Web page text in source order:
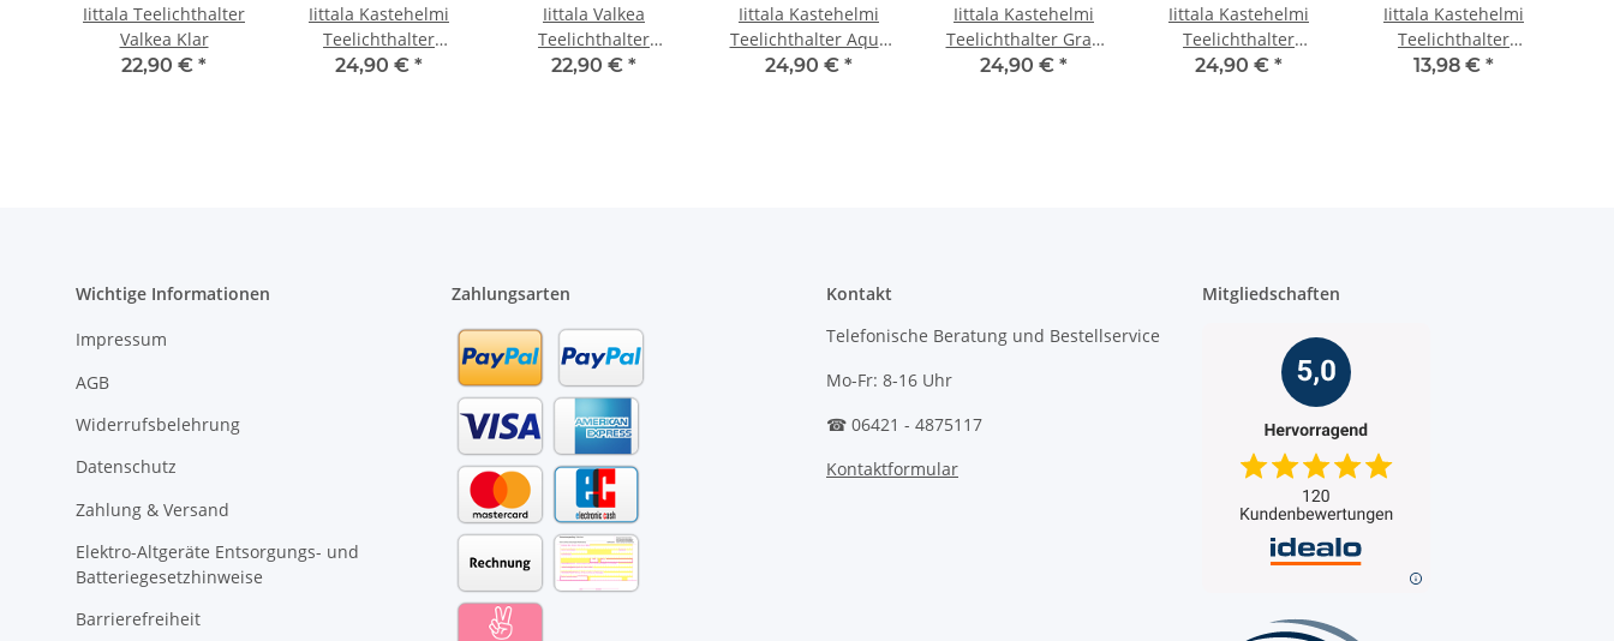
Iittala Teelichthalter
Valkea Klar
22,90 € *
Iittala Kastehelmi
Teelichthalter
Tannengrün 6,4 cm
24,90 € *
Iittala Valkea
Teelichthalter
Tannengrün
22,90 € *
Iittala Kastehelmi
Teelichthalter Aqua
6,4 cm
24,90 € *
Iittala Kastehelmi
Teelichthalter Grau
6,4 cm
24,90 € *
Iittala Kastehelmi
Teelichthalter
Apfelgrün 6,4 cm
24,90 € *
Iittala Kastehelmi
Teelichthalter
Calluna 6,4 cm
13,98 € *
Wichtige Informationen
Impressum
AGB
Widerrufsbelehrung
Datenschutz
Zahlung & Versand
Elektro-Altgeräte Entsorgungs- und
Batteriegesetzhinweise
Barrierefreiheit
Zahlungsarten
Kontakt
Telefonische Beratung und Bestellservice
Mo-Fr: 8-16 Uhr
☎ 06421 - 4875117
Kontaktformular
Mitgliedschaften